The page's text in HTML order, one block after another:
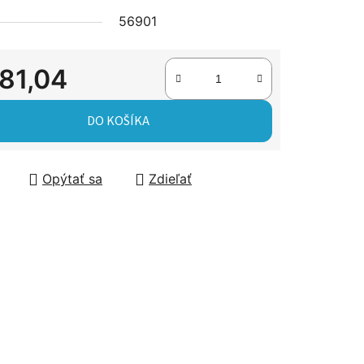
56901
cena:
DO KOŠÍKA
Opýtať sa Zdieľať